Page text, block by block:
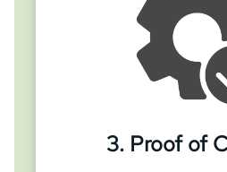
3. Proof of